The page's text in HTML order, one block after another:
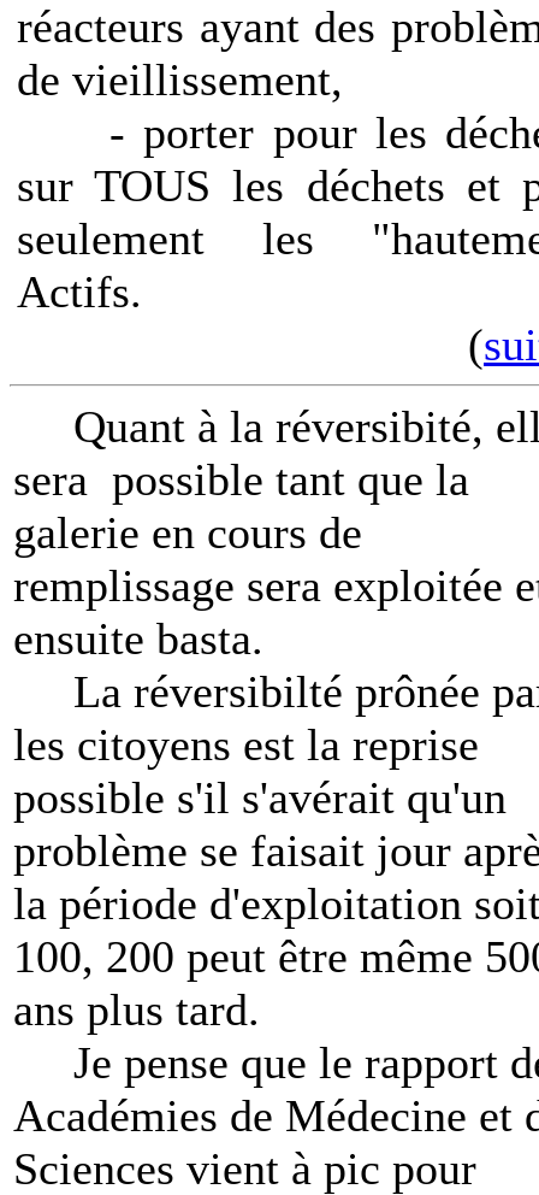
réacteurs ayant des
de vieillissement,
- porter pour les
sur TOUS les déchets et
seulement les
Actifs.
(
Quant à la réversibité,
sera possible tant que la
galerie en cours de
remplissage sera exploitée
ensuite basta.
La réversibilté prônée
les citoyens est la reprise
possible s'il s'avérait qu'un
problème se faisait jour
la période d'exploitation
100, 200 peut être même
ans plus tard.
Je pense que le rapport
Académies de Médecine et
Sciences vient à pic pour